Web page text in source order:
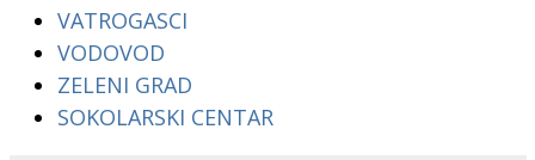
VATROGASCI
VODOVOD
ZELENI GRAD
SOKOLARSKI CENTAR